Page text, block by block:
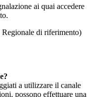
ai quai accedere
di riferimento)
a utilizzare il canale
possono effettuare una